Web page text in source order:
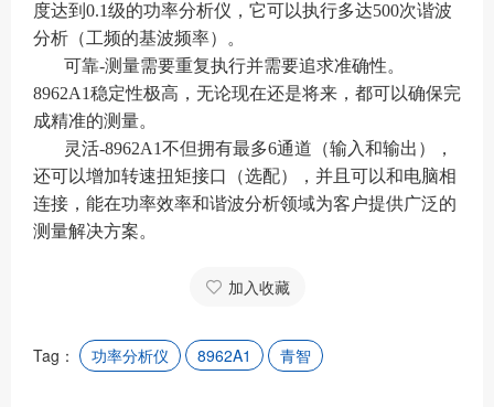
度达到0.1级的功率分析仪，它可以执行多达500次谐波
分析（工频的基波频率）。
可靠-测量需要重复执行并需要追求准确性。
8962A1稳定性极高，无论现在还是将来，都可以确保完
成精准的测量。
灵活-8962A1不但拥有最多6通道（输入和输出），
还可以增加转速扭矩接口（选配），并且可以和电脑相
连接，能在功率效率和谐波分析领域为客户提供广泛的
测量解决方案。
加入收藏
Tag： 功率分析仪 8962A1 青智